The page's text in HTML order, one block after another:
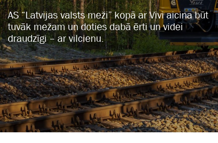
AS “Latvijas valsts meži” kopā ar Vivi aicina būt
tuvāk mežam un doties dabā ērti un videi
draudzīgi – ar vilcienu.